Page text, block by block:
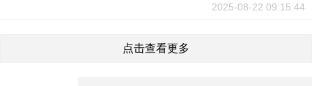
2025-08-22 09:15:44
点击查看更多